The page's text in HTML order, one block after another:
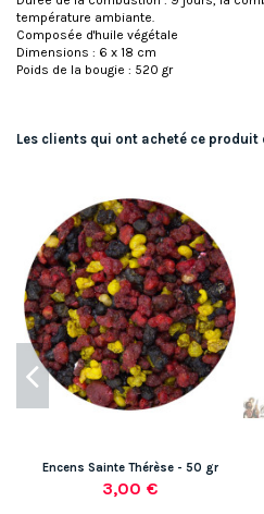
température ambiante.
Composée d'huile végétale
Dimensions : 6 x 18 cm
Poids de la bougie : 520 gr
Les clients qui ont acheté ce produit
Encens Sainte Thérèse - 50 gr
3,00 €